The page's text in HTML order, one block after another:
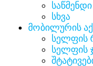
საწმენდი
სხვა
მობილურის
სელფის
სელფის